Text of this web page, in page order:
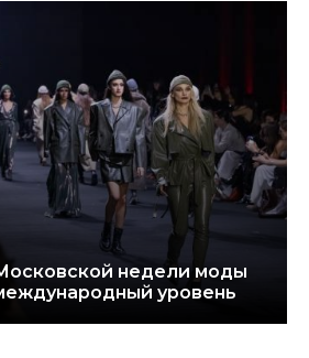
недели моды
уровень